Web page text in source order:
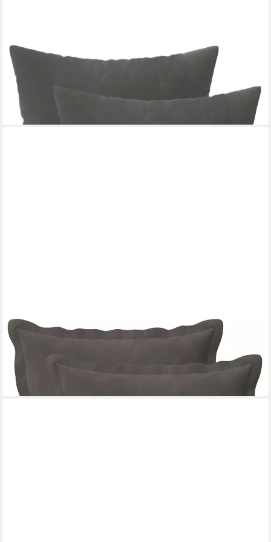
VIDAXL
Kissenbezug Kissenbezug 2 pcs HEERLEN Dunkelgrau 40 x 40
cm Samt
40 x 40 cm
11,99 €
in 5-6 Werktagen bei dir
VIDAXL
Kissenbezug Kissenbezug 2 pcs HOUTEN Dunkelgrau 40 x 40
cm Samt
40 x 40 cm
12,99 €
in 5-6 Werktagen bei dir